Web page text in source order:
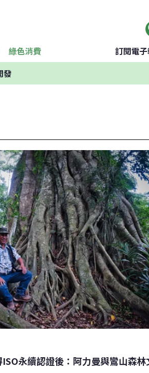
綠色消費 訂閱電
發
ISO永續認證後：阿力曼與鸞山森